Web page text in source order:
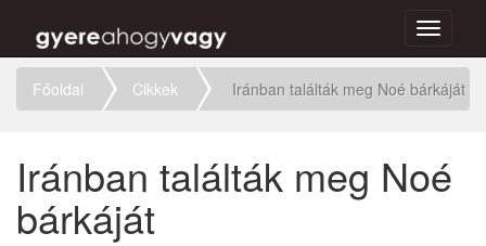
Toggle
Főoldal
Cikkek Iránban találták meg Noé bárkáját
Iránban találták meg Noé
bárkáját